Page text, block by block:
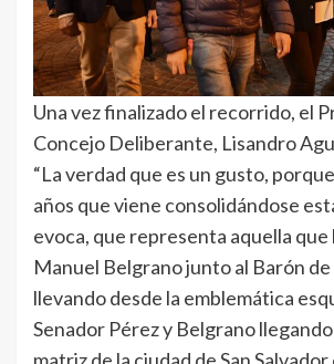
Una vez finalizado el recorrido, el
Concejo Deliberante, Lisandro
“La verdad que es un gusto,
años que viene consolidándose
evoca, que representa aquella que
Manuel Belgrano junto al Barón
llevando desde la emblemática
Senador Pérez y Belgrano